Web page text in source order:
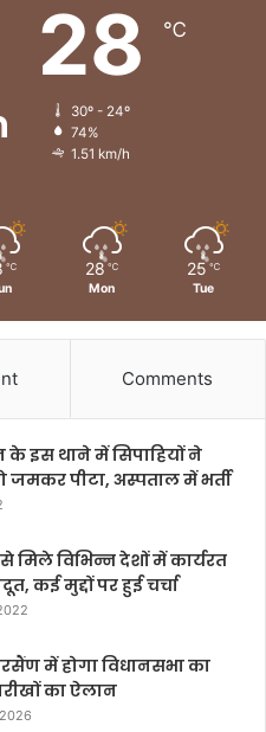
28 ℃
30º - 24º
74%
1.51 km/h
℃ 28 ℃
Mon
25 ℃
Tue
Comments
के इस थाने में सिपाहियों ने
जमकर पीटा, अस्पताल में भर्ती
मिले विभिन्न देशों में कार्यरत
कई मुद्दों पर हुई चर्चा
में होगा विधानसभा का
का ऐलान